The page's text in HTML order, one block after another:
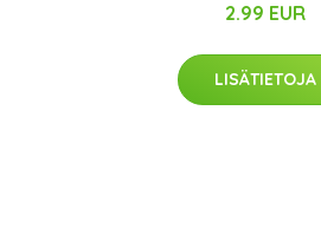
2.99 EUR
LISÄTIETOJA